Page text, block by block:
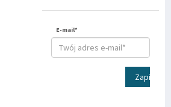
E-mail*
Zapisz